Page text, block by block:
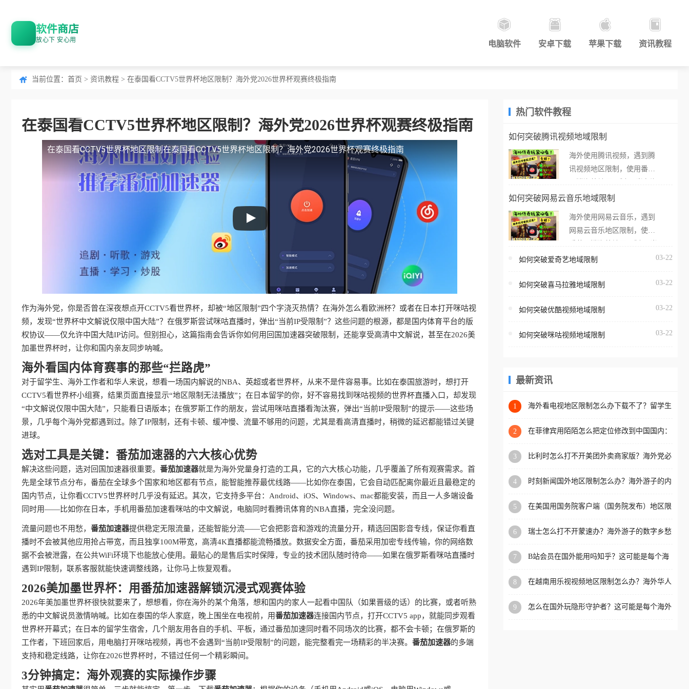
软件商店
放心下 安心用 电脑软件 安卓下载 苹果下载 资讯教程
当前位置： 首页 > 资讯教程 > 在泰国看CCTV5世界杯地区限制？海外党2026世界杯观赛终极指南
在泰国看CCTV5世界杯地区限制？海外党2026世界杯观赛终极指南
在泰国看CCTV5世界杯地区限制在泰国看CCTV5世界杯地区限制？海外党2026世界杯观赛终极指南
作为海外党，你是否曾在深夜想点开CCTV5看世界杯，却被“地区限制”四个字浇灭热情？在海外怎么看欧洲杯？或者在日本打开咪咕视
频，发现“世界杯中文解说仅限中国大陆”？在俄罗斯尝试咪咕直播时，弹出“当前IP受限制”？这些问题的根源，都是国内体育平台的版
权协议——仅允许中国大陆IP访问。但别担心，这篇指南会告诉你如何用回国加速器突破限制，还能享受高清中文解说，甚至在2026美
加墨世界杯时，让你和国内亲友同步呐喊。
海外看国内体育赛事的那些“拦路虎”
对于留学生、海外工作者和华人来说，想看一场国内解说的NBA、英超或者世界杯，从来不是件容易事。比如在泰国旅游时，想打开
CCTV5看世界杯小组赛，结果页面直接显示“地区限制无法播放”；在日本留学的你，好不容易找到咪咕视频的世界杯直播入口，却发现
“中文解说仅限中国大陆”，只能看日语版本；在俄罗斯工作的朋友，尝试用咪咕直播看淘汰赛，弹出“当前IP受限制”的提示——这些场
景，几乎每个海外党都遇到过。除了IP限制，还有卡顿、缓冲慢、流量不够用的问题，尤其是看高清直播时，稍微的延迟都能错过关键
进球。
选对工具是关键：番茄加速器的六大核心优势
解决这些问题，选对回国加速器很重要。 番茄加速器就是为海外党量身打造的工具，它的六大核心功能，几乎覆盖了所有观赛需求。首
先是全球节点分布，番茄在全球多个国家和地区都有节点，能智能推荐最优线路——比如你在泰国，它会自动匹配离你最近且最稳定的
国内节点，让你看CCTV5世界杯时几乎没有延迟。其次，它支持多平台：Android、iOS、Windows、mac都能安装，而且一人多端设备
同时用——比如你在日本，手机用番茄加速看咪咕的中文解说，电脑同时看腾讯体育的NBA直播，完全没问题。
流量问题也不用愁， 番茄加速器提供稳定无限流量，还能智能分流——它会把影音和游戏的流量分开，精选回国影音专线，保证你看直
播时不会被其他应用抢占带宽，而且独享100M带宽，高清4K直播都能流畅播放。数据安全方面，番茄采用加密专线传输，你的网络数
据不会被泄露，在公共WiFi环境下也能放心使用。最贴心的是售后实时保障，专业的技术团队随时待命——如果在俄罗斯看咪咕直播时
遇到IP限制，联系客服就能快速调整线路，让你马上恢复观看。
2026美加墨世界杯：用番茄加速器解锁沉浸式观赛体验
2026年美加墨世界杯很快就要来了，想想看，你在海外的某个角落，想和国内的家人一起看中国队（如果晋级的话）的比赛，或者听熟
悉的中文解说员激情呐喊。比如在泰国的华人家庭，晚上围坐在电视前，用番茄加速器连接国内节点，打开CCTV5 app，就能同步观看
世界杯开幕式；在日本的留学生宿舍，几个朋友用各自的手机、平板，通过番茄加速同时看不同场次的比赛，都不会卡顿；在俄罗斯的
工作者，下班回家后，用电脑打开咪咕视频，再也不会遇到“当前IP受限制”的问题，能完整看完一场精彩的半决赛。 番茄加速器的多端
支持和稳定线路，让你在2026世界杯时，不错过任何一个精彩瞬间。
3分钟搞定：海外观赛的实际操作步骤
热门软件教程
如何突破腾讯视频地域限制
海外使用腾讯视频，遇到腾
讯视频地区限制，使用番茄
外打开腾讯视频，却突然弹
地区无法播放”的提示语。
海外用户如香港、澳门、台
亚、欧洲等国家和地区时，
台一样，出现地区及版权限
地区播放。 遇到这个问题的
区工作、留学、定居等，都
权限制所困扰。
如何突破网易云音乐地域限制
海外使用网易云音乐，遇到
网易云音乐地区限制，使用
在海外打开网易云音乐，却
所在的地区无法播放”的提示
门、台湾、美国、加拿大、
区时，网易云音乐也会像其
回国加速器，即可解决「海
版权限制」的问题，无论人
国、加拿大、澳大利亚、欧
学、定居等，都可以使用，
扰。
如何突破爱奇艺地域限制 03-22
如何突破喜马拉雅地域限制 03-22
如何突破优酷视频地域限制 03-22
如何突破咪咕视频地域限制 03-22
最新资讯
1
海外看电视地区限制怎么办下载不了？留学生
2
在菲律宾用陌陌怎么把定位修改到中国国内：
3
比利时怎么打不开美团外卖商家版？海外党必
4
时刻新闻国外地区限制怎么办？海外游子的内
5
在美国用国务院客户端（国务院发布）地区限
6
瑞士怎么打不开蒙速办？海外游子的数字乡愁
7
B站会员在国外能用吗知乎？这可能是每个海
8
在越南用乐视视频地区限制怎么办？海外华人
9
怎么在国外玩隐形守护者？这可能是每个海外